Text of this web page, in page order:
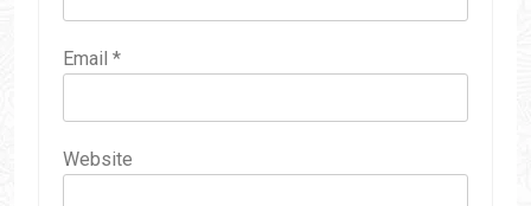
Email *
Website